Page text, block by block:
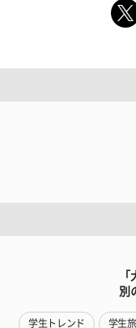
別
学生トレンド 学生